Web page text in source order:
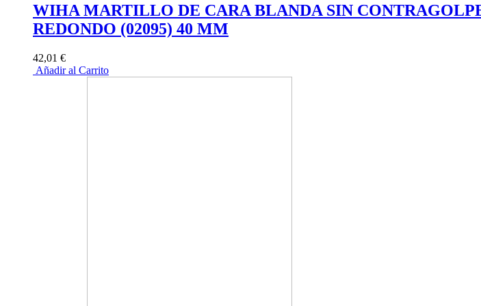
WIHA MARTILLO DE CARA BLANDA SIN
REDONDO (02095) 40 MM
42,01 €
Añadir al Carrito